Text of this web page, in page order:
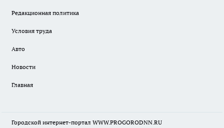
Редакционная политика
Условия труда
Авто
Новости
Главная
Городской интернет-портал WWW.PROGORODNN.RU